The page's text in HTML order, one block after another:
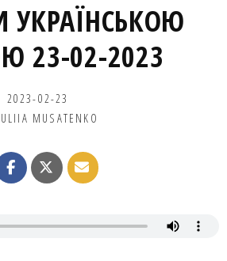
УКРАЇНСЬКОЮ
23-02-2023
2023-02-23
MUSATENKO